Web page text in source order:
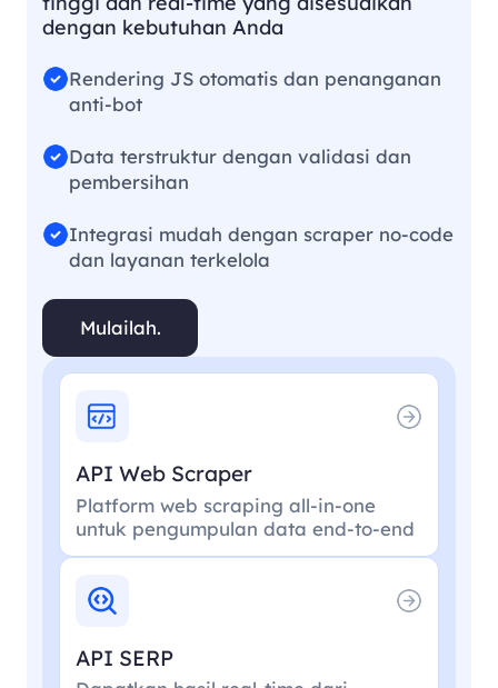
dengan kebutuhan Anda
Rendering JS otomatis dan penanganan
anti-bot
Data terstruktur dengan validasi dan
pembersihan
Integrasi mudah dengan scraper no-code
dan layanan terkelola
Mulailah.
API Web Scraper
Platform web scraping all-in-one
untuk pengumpulan data end-to-end
API SERP